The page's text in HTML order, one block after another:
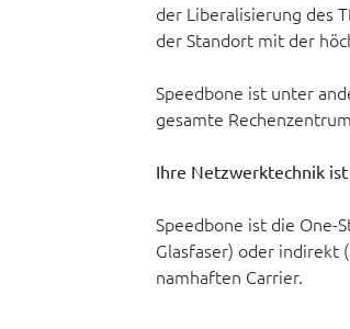
der Liberalisierung des
der Standort mit der
Speedbone ist unter
gesamte
Ihre Netzwerktechnik
Speedbone ist die One-
Glasfaser) oder indirekt
namhaften Carrier.